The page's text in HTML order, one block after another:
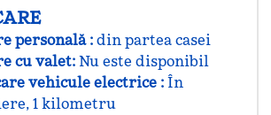
personală : din partea casei
cu valet: Nu este disponibil
vehicule electrice : În
1 kilometru